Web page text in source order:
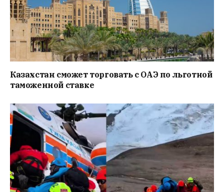
Казахстан сможет торговать с ОАЭ по льготной
таможенной ставке